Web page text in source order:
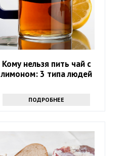
Кому нельзя пить чай с
лимоном: 3 типа людей
ПОДРОБНЕЕ